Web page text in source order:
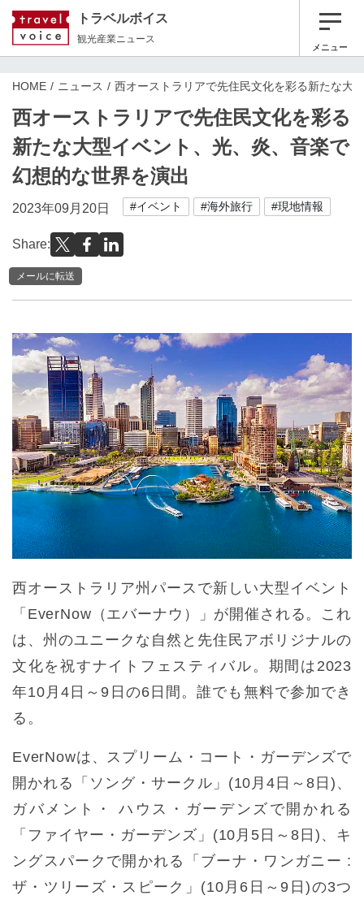
トラベルボイス
観光産業ニュース
メニュー
HOME ニュース 西オーストラリアで先住民文化を彩る新たな大
西オーストラリアで先住民文化を彩る
新たな大型イベント、光、炎、音楽で
幻想的な世界を演出
2023年09月20日 #イベント #海外旅行 #現地情報
Share:
メールに転送
西オーストラリア州パースで新しい大型イベント
「EverNow（エバーナウ）」が開催される。これ
は、州のユニークな自然と先住民アボリジナルの
文化を祝すナイトフェスティバル。期間は2023
年10月4日～9日の6日間。誰でも無料で参加でき
る。
EverNowは、スプリーム・コート・ガーデンズで
開かれる「ソング・サークル」(10月4日～8日)、
ガバメント・ ハウス・ガーデンズで開かれる
「ファイヤー・ガーデンズ」(10月5日～8日)、キ
ングスパークで開かれる「ブーナ・ワンガニー :
ザ・ツリーズ・スピーク」(10月6日～9日)の3つ